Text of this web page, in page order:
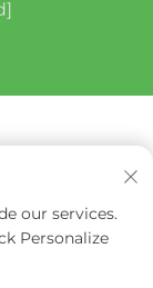
Auto
our services.
Personalize